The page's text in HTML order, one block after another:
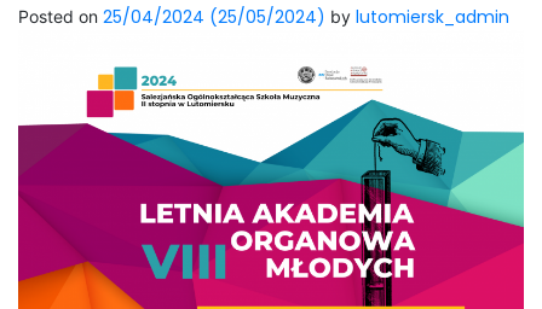
Posted on 25/04/2024 (25/05/2024) by lutomiersk_admin